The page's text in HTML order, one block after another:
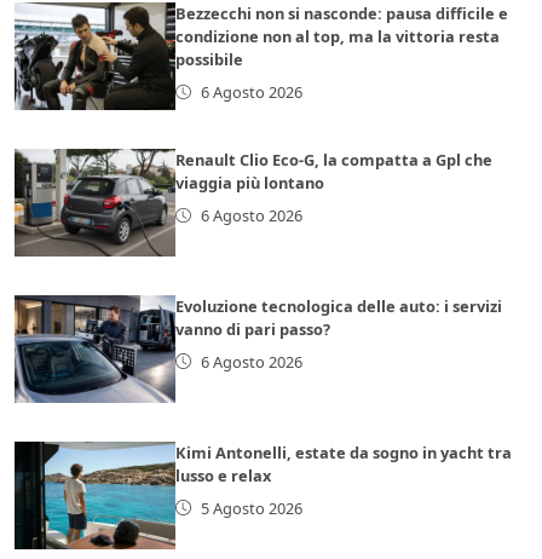
Bezzecchi non si nasconde: pausa difficile e
condizione non al top, ma la vittoria resta
possibile
6 Agosto 2026
Renault Clio Eco-G, la compatta a Gpl che
viaggia più lontano
6 Agosto 2026
Evoluzione tecnologica delle auto: i servizi
vanno di pari passo?
6 Agosto 2026
Kimi Antonelli, estate da sogno in yacht tra
lusso e relax
5 Agosto 2026